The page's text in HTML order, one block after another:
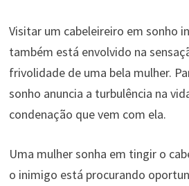
Visitar um cabeleireiro em sonho
também está envolvido na
frivolidade de uma bela mulher.
sonho anuncia a turbulência na
condenação que vem com ela.
Uma mulher sonha em tingir o
o inimigo está procurando